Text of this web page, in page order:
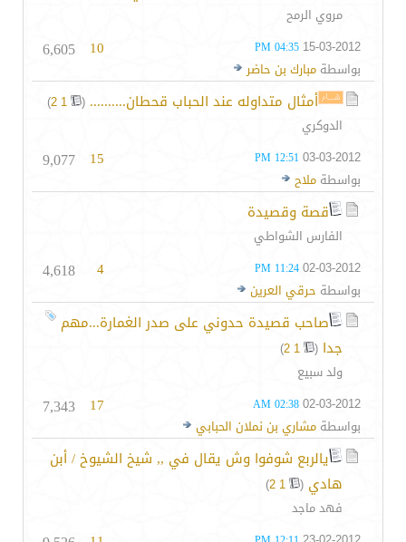
مروي الرمح
15-03-2012
04:35 PM
بواسطة مبارك بن حاضر
10
6,605
أمثال متداوله عند الحباب قحطان.......... (
1
2
)
الدوكري
03-03-2012
12:51 PM
بواسطة ملاح
15
9,077
قصة وقصيدة
الفارس الشواطي
02-03-2012
11:24 PM
بواسطة حرقي العرين
4
4,618
صاحب قصيدة حدوني على صدر الغمارة...مهم
جدا (
1
2
)
ولد سبيع
02-03-2012
02:38 AM
بواسطة مشاري بن نملان الحبابي
17
7,343
يالربع شوفوا وش يقال في ,, شيخ الشيوخ / أبن
هادي (
1
2
)
فهد ماجد